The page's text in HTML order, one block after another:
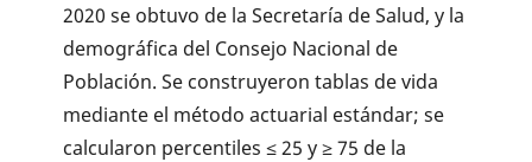
2020 se obtuvo de la Secretaría de Salud, y la
demográfica del Consejo Nacional de
Población. Se construyeron tablas de vida
mediante el método actuarial estándar; se
calcularon percentiles ≤ 25 y ≥ 75 de la